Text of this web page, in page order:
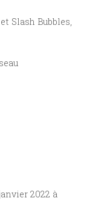
Slash Bubbles,
2022 à